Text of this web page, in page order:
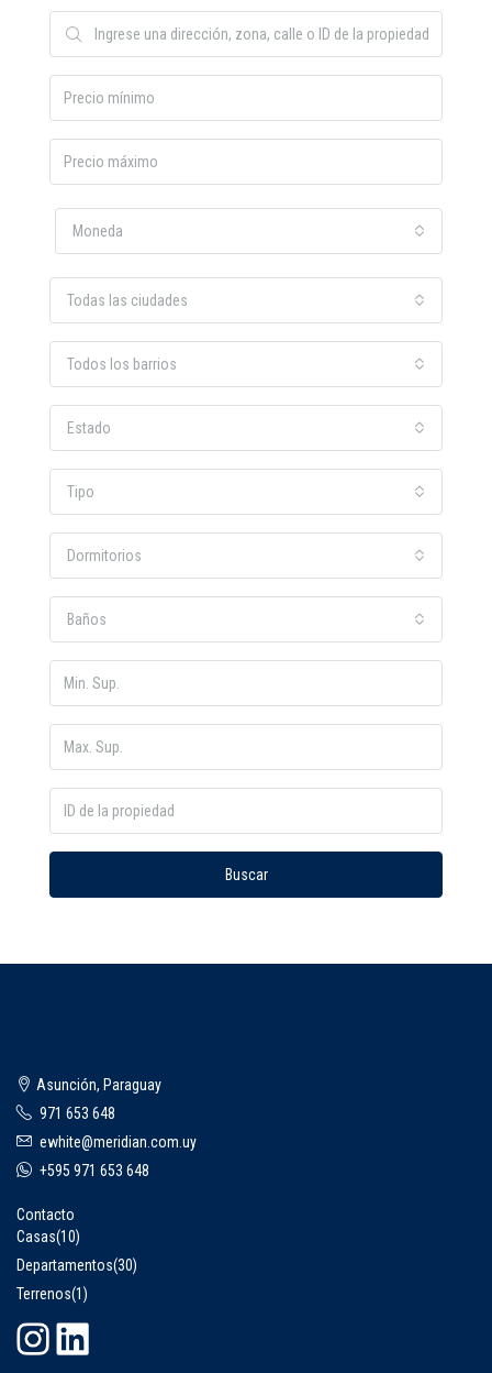
Moneda
Todas las ciudades
Todos los barrios
Estado
Tipo
Dormitorios
Baños
Buscar
Asunción, Paraguay
971 653 648
ewhite@meridian.com.uy
+595 971 653 648
Contacto
Casas(10)
Departamentos(30)
Terrenos(1)